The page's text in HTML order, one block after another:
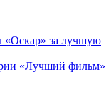
за лучшую
«Лучший фильм»